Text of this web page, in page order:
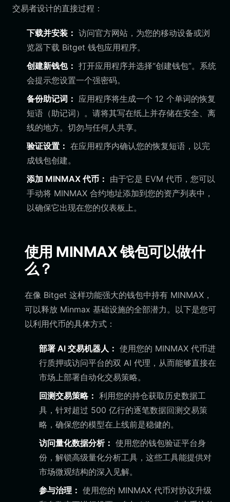
交易者设计的直接过程：
下载并安装： 访问官方网站，为您的移动设备或浏
览器下载 Bitget 钱包应用程序。
创建新钱包： 打开应用程序并选择“创建钱包”。系统
会提示您设置一个强密码。
备份助记词： 应用程序将生成一个 12 个单词的恢复
短语（助记词）。请将其写在纸上并存储在安全、离
线的地方。切勿与任何人共享。
验证设置： 在应用程序内确认您的恢复短语，以完
成钱包创建。
添加 MINMAX 代币： 由于它是 EVM 代币，您可以
手动将 MINMAX 合约地址添加到您的资产列表中，
以确保它出现在您的仪表板上。
使用 MINMAX 钱包可以做什
么？
在像 Bitget 这样功能强大的钱包中持有 MINMAX，
可以释放 Minmax 基础设施的全部潜力。以下是您可
以利用代币的具体方式：
部署 AI 交易机器人： 使用您的 MINMAX 代币进
行质押或访问平台的双 AI 代理，从而能够直接在
市场上部署自动化交易策略。
回测交易策略： 利用您的持仓获取历史数据工
具，针对超过 500 亿行的逐笔数据回测交易策
略，确保您的模型在上线前是稳健的。
访问量化数据分析： 使用您的钱包验证平台身
份，解锁高级量化分析工具，这些工具能提供对
市场微观结构的深入见解。
参与治理： 使用您的 MINMAX 代币对协议升级